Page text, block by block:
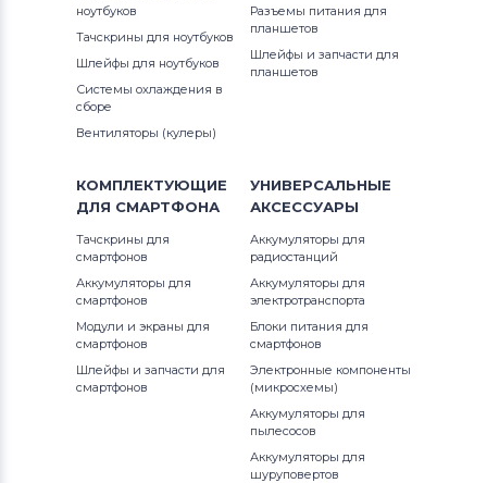
Аккумуляторы для ноутбуковHP
Аккумуляторы для ноутбуковMSI
Аккумуляторы для ноутбуков
Compaq
Notebookguru
Аккумуляторы для ноутбуковDell
Аккумуляторы для ноутбуков
Аккумуляторы для ноутбуковApple
Аккумуляторы для ноутбуковLG
IdeaPad R Series
IdeaPad S Series
IdeaPad Series
IdeaPad V Series
IdeaPad Y Series
IdeaPad Yoga Series
IdeaPad Z Series
IdeaTab
ноутбуков
Тачскрины для ноутбуков
Шлейфы для ноутбуков
Системы охлаждения в
сборе
Вентиляторы (кулеры)
Разъемы питания для
планшетов
Шлейфы и запчасти для
планшетов
КОМПЛЕКТУЮЩИЕ
ДЛЯ СМАРТФОНА
Тачскрины для
смартфонов
Аккумуляторы для
смартфонов
Модули и экраны для
смартфонов
Шлейфы и запчасти для
смартфонов
УНИВЕРСАЛЬНЫЕ
АКСЕССУАРЫ
Аккумуляторы для
радиостанций
Аккумуляторы для
электротранспорта
Блоки питания для
смартфонов
Электронные компоненты
(микросхемы)
Аккумуляторы для
пылесосов
Аккумуляторы для
шуруповертов